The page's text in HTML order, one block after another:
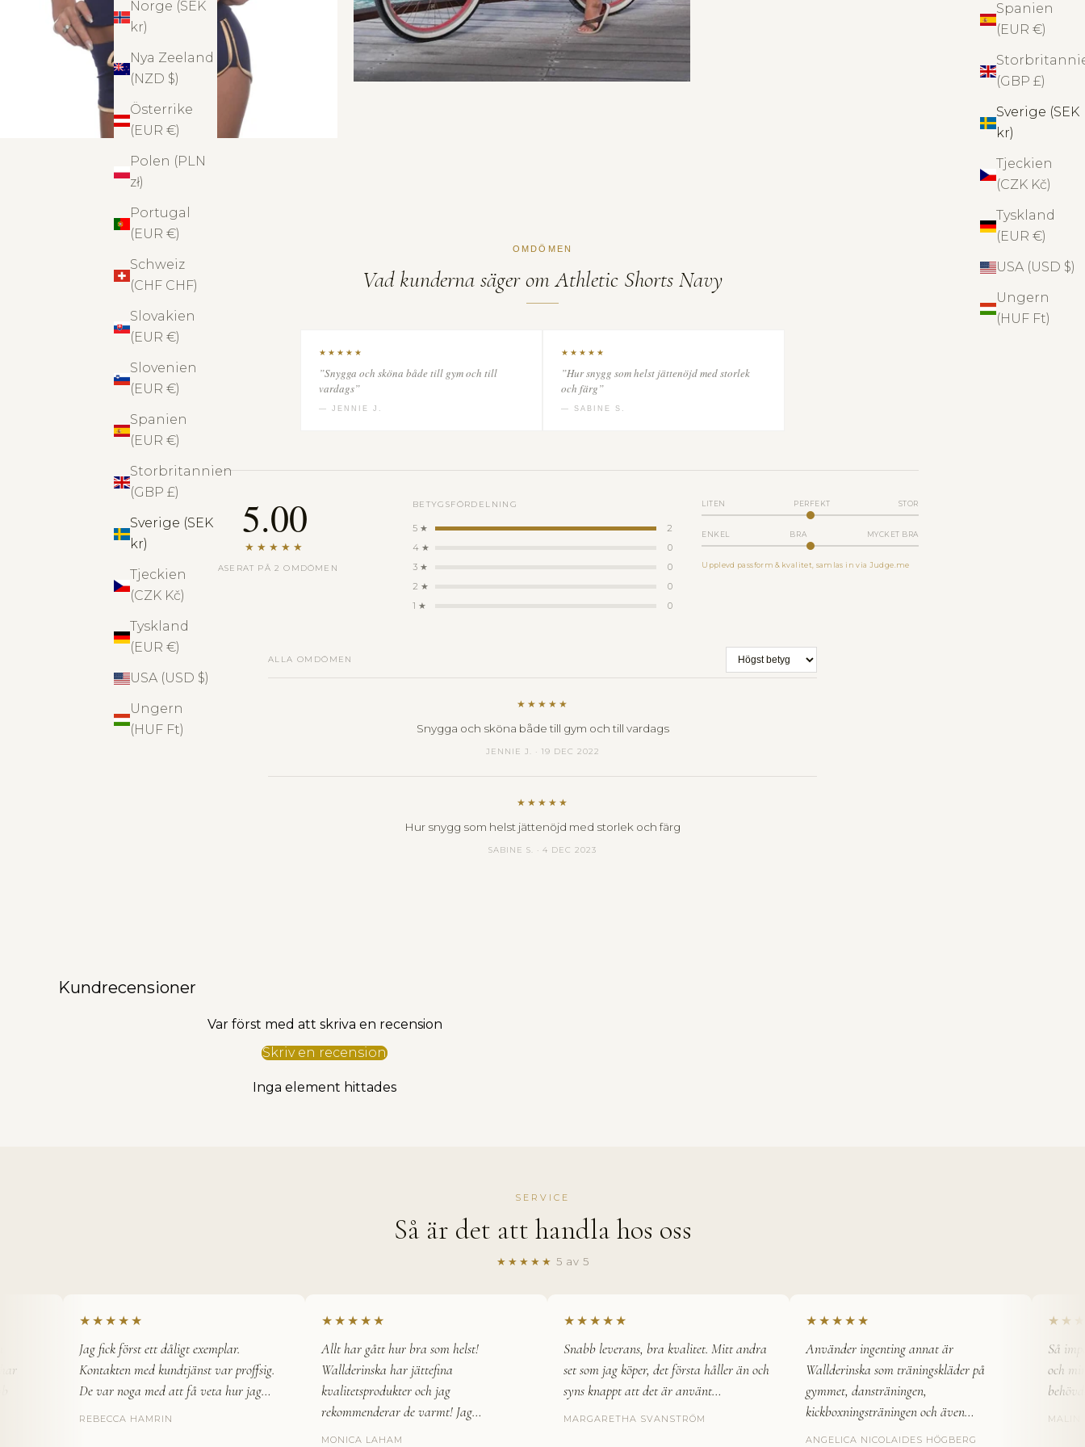
Spanien
(EUR €)
(GBP £)
Sverige (SEK
kr)
Tjeckien
(CZK Kč)
Tyskland
(EUR €)
USA (USD $)
Ungern
(HUF Ft)
Norge (SEK
kr)
Nya Zeeland
(NZD $)
Österrike
(EUR €)
Polen (PLN
zł)
Portugal
(EUR €)
Schweiz
(CHF CHF)
Slovakien
(EUR €)
Slovenien
(EUR €)
Spanien
(EUR €)
Storbritannien
(GBP £)
Sverige (SEK
kr)
Tjeckien
(CZK Kč)
Tyskland
(EUR €)
USA (USD $)
Ungern
(HUF Ft)
OMDÖMEN
Vad kunderna sägerom Athletic Shorts Navy
★★★★★
”Snygga och sköna både till gym och till
vardags”
— JENNIE J.
★★★★★
”Hur snygg som helst jättenöjd med storlek
och färg”
— SABINE S.
5.00
★★★★★
BASERAT PÅ 2 OMDÖMEN
BETYGSFÖRDELNING
5 ★
2
4 ★
0
3 ★
0
2 ★
0
1 ★
0
LITEN PERFEKT STOR
ENKEL BRA MYCKET BRA
Upplevd passform & kvalitet, samlas in via Judge.me
ALLA OMDÖMEN
★★★★★
Snygga och sköna både till gym och till vardags
JENNIE J. · 19 DEC 2022
★★★★★
Hur snygg som helst jättenöjd med storlek och färg
SABINE S. · 4 DEC 2023
Kundrecensioner
Var först med att skriva en recension
Skriv en recension
Inga element hittades
SERVICE
Så är det att handla hos oss
★★★★★ 5 av 5
★★★★★
Jag fick först ett dåligt exemplar.
Kontakten med kundtjänst var proffsig.
De var noga med att få veta hur jag…
REBECCA HAMRIN
★★★★★
Allt har gått hur bra som helst!
Wallderinska har jättefina
kvalitetsprodukter och jag
rekommenderar de varmt! Jag…
MONICA LAHAM
★★★★★
Snabb leverans, bra kvalitet. Mitt andra
set som jag köper, det första håller än och
syns knappt att det är använt…
MARGARETHA SVANSTRÖM
★★★★★
Använder ingenting annat är
Wallderinska som träningskläder på
gymmet, dansträningen,
kickboxningsträningen och även…
ANGELICA NICOLAIDES HÖGBERG
Så
och min
MALIN